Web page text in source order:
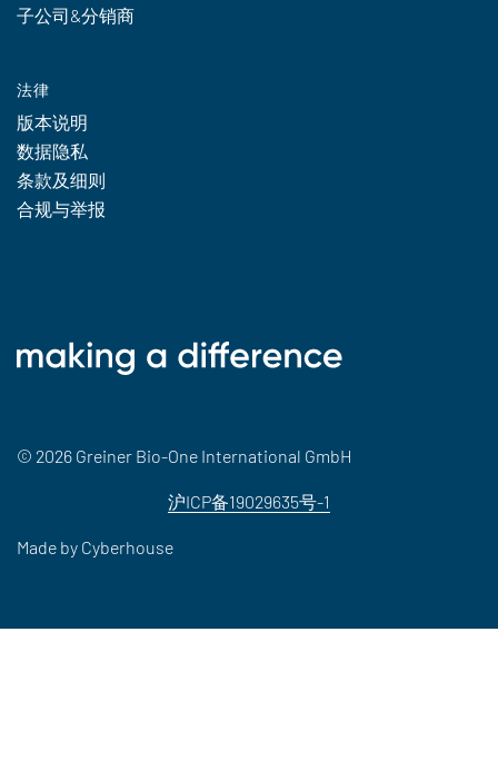
子公司&分销商
法律
版本说明
数据隐私
条款及细则
合规与举报
© 2026 Greiner Bio-One International GmbH
沪ICP备19029635号-1
Made by Cyberhouse